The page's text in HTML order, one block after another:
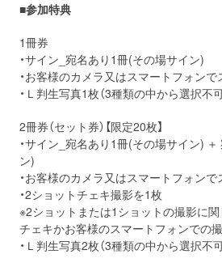
■参加特典
1冊券
・サイン_宛名あり1冊(その場サイン)
・お客様のカメラ又はスマートフォン
・Ｌ判生写真1枚（3種類の中から選択不可
2冊券（セット券）【限定20枚】
・サイン_宛名あり1冊(その場サイン)
ン)
・お客様のカメラ又はスマートフォン
・2ショットチェキ撮影を1枚
※2ショットまたは1ショットの撮影に
チェキかお客様のスマートフォンでの
・Ｌ判生写真2枚（3種類の中から選択不可